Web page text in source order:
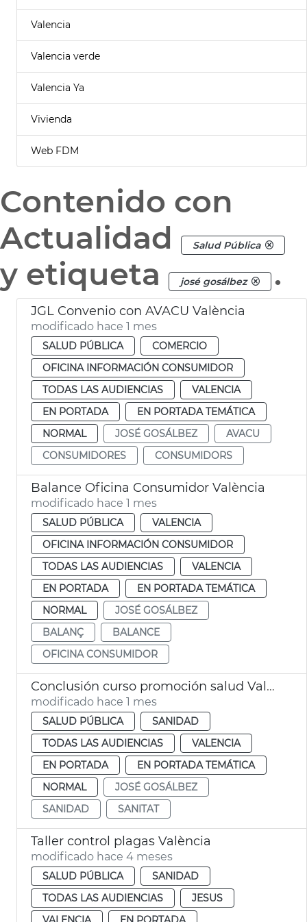
Valencia
Valencia verde
Valencia Ya
Vivienda
Web FDM
Contenido con
Actualidad
Salud Pública
y etiqueta josé gosálbez .
JGL Convenio con AVACU València
modificado hace 1 mes
SALUD PÚBLICA
COMERCIO
OFICINA INFORMACIÓN CONSUMIDOR
TODAS LAS AUDIENCIAS
VALENCIA
EN PORTADA
EN PORTADA TEMÁTICA
NORMAL
JOSÉ GOSÁLBEZ
AVACU
CONSUMIDORES
CONSUMIDORS
Balance Oficina Consumidor València
modificado hace 1 mes
SALUD PÚBLICA
VALENCIA
OFICINA INFORMACIÓN CONSUMIDOR
TODAS LAS AUDIENCIAS
VALENCIA
EN PORTADA
EN PORTADA TEMÁTICA
NORMAL
JOSÉ GOSÁLBEZ
BALANÇ
BALANCE
OFICINA CONSUMIDOR
Conclusión curso promoción salud València
modificado hace 1 mes
SALUD PÚBLICA
SANIDAD
TODAS LAS AUDIENCIAS
VALENCIA
EN PORTADA
EN PORTADA TEMÁTICA
NORMAL
JOSÉ GOSÁLBEZ
SANIDAD
SANITAT
Taller control plagas València
modificado hace 4 meses
SALUD PÚBLICA
SANIDAD
TODAS LAS AUDIENCIAS
JESUS